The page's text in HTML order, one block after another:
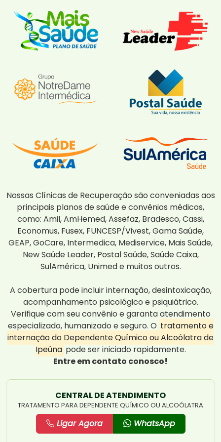
Nossas Clínicas de Recuperação são conveniadas aos
principais planos de saúde e convênios médicos,
como: Amil, AmHemed, Assefaz, Bradesco, Cassi,
Economus, Fusex, FUNCESP/Vivest, Gama Saúde,
GEAP, GoCare, Intermedica, Mediservice, Mais Saúde,
New Saúde Leader, Postal Saúde, Saúde Caixa,
SulAmérica, Unimed e muitos outros.
A cobertura pode incluir internação, desintoxicação,
acompanhamento psicológico e psiquiátrico.
Verifique com seu convênio e garanta atendimento
especializado, humanizado e seguro. O tratamento e
internação do Dependente Químico ou Alcoólatra de
Ipeúna pode ser iniciado rapidamente.
Entre em contato conosco!
CENTRAL DE ATENDIMENTO
TRATAMENTO PARA DEPENDENTE QUÍMICO OU ALCOÓLATRA
Ligar Agora WhatsApp